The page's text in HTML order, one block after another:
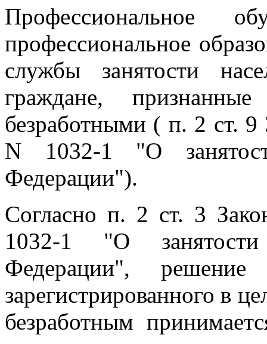
Профессиональное
профессиональное
службы занятости
граждане,
безработными ( п. 2 ст.
N 1032-1 "О
Федерации").
Согласно п. 2 ст. 3
1032-1 "О
Федерации",
зарегистрированного в
безработным